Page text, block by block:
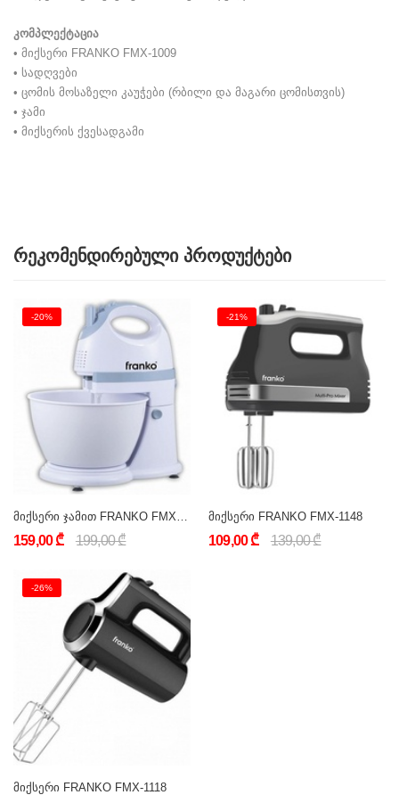
კომპლექტაცია
• მიქსერი FRANKO FMX-1009
• სადღვები
• ცომის მოსაზელი კაუჭები (რბილი და მაგარი ცომისთვის)
• ჯამი
• მიქსერის ქვესადგამი
რეკომენდირებული პროდუქტები
-20%
159,00 ₾ 199,00 ₾
-21%
მიქსერი FRANKO FMX-1148
109,00 ₾ 139,00 ₾
-26%
მიქსერი FRANKO FMX-1118